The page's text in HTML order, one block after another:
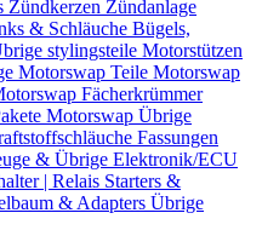
Zündkerzen Zündanlage
& Schläuche Bügels,
stylingsteile Motorstützen
Motorswap Teile Motorswap
Fächerkrümmer
Motorswap Übrige
Fassungen
& Übrige Elektronik/ECU
| Relais Starters &
& Adapters Übrige